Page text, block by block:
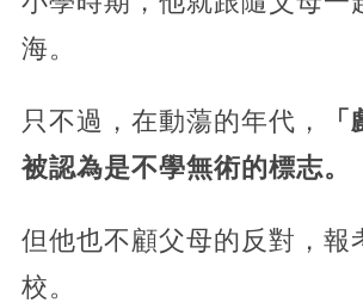
海。
只不過，在動蕩的年代，
被認為是不學無術的標志。
但他也不顧父母的反對，報
校。